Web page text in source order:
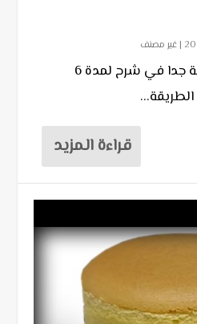
|غير مصنف
تحضير خبز العيد بسهولة جدا في شرح لمدة 6
قراءة المزيد